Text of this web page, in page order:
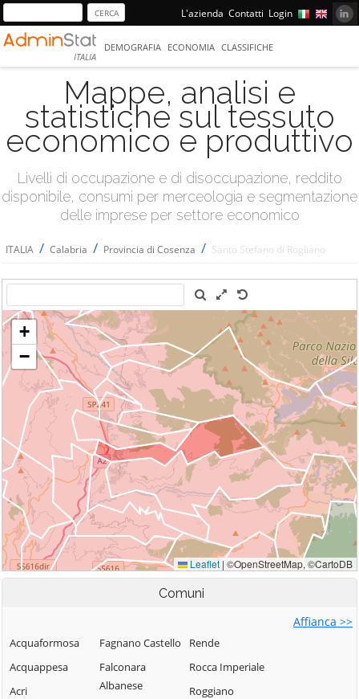
L'azienda Contatti Login
ITALIA
DEMOGRAFIA ECONOMIA CLASSIFICHE
Mappe, analisi e
statistiche sul tessuto
economico e produttivo
Livelli di occupazione e di disoccupazione, reddito
disponibile, consumi per merceologia e segmentazione
delle imprese per settore economico
ITALIA / Calabria / Provincia di Cosenza / Santo Stefano di Rogliano
Comuni
Affianca >>
Acquaformosa
Acquappesa
Acri
Fagnano Castello
Falconara
Albanese
Rende
Rocca Imperiale
Roggiano